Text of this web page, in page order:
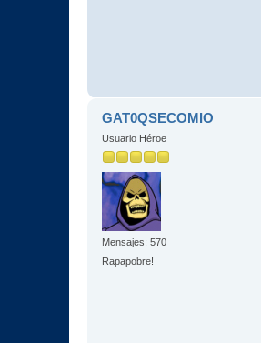
GAT0QSECOMIO
Usuario Héroe
Mensajes: 570
Rapapobre!